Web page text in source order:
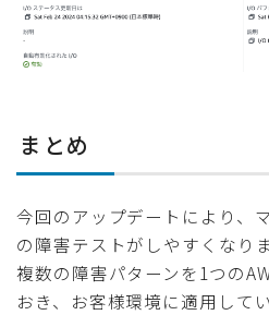
まとめ
今回のアップデートにより、
の障害テストがしやすくなり
複数の障害パターンを1つの
おき、お客様環境に適用して